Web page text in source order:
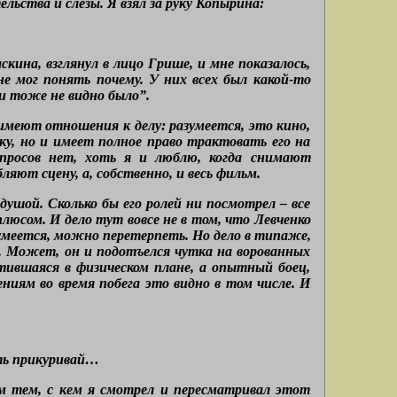
и слезы. Я взял за руку Копырина:
взглянул в лицо Грише, и мне показалось,
мог понять почему. У них всех был какой-то
тоже не видно было”.
отношения к делу: разумеется, это кино,
но и имеет полное право трактовать его на
нет, хоть я и люблю, когда снимают
сцену, а, собственно, и весь фильм.
Сколько бы его ролей ни посмотрел – все
И дело тут вовсе не в том, что Левченко
можно перетерпеть. Но дело в типаже,
он и подотъелся чутка на ворованных
в физическом плане, а опытный боец,
во время побега это видно в том числе. И
прикуривай…
тем, с кем я смотрел и пересматривал этот